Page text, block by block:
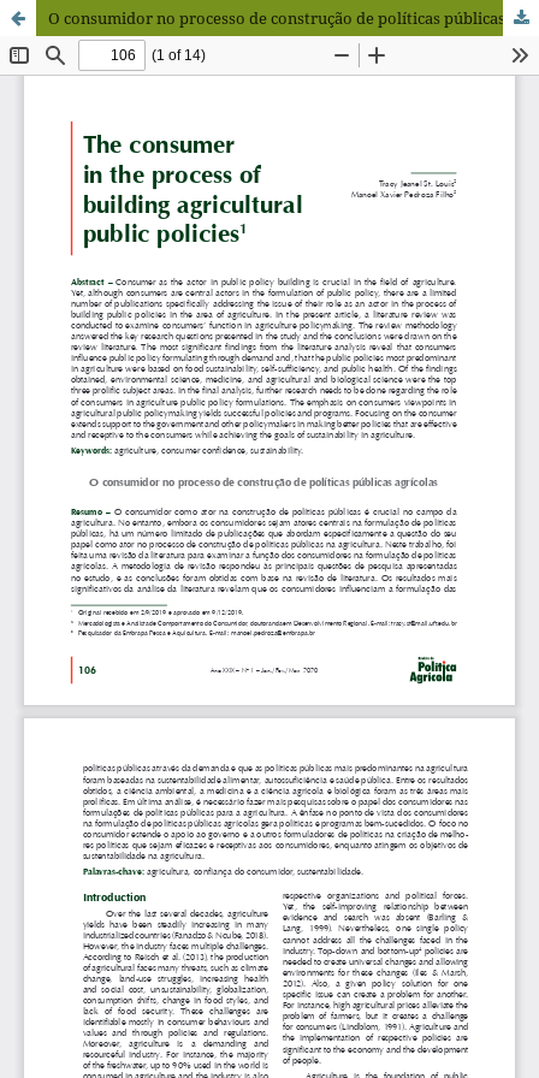
O consumidor no processo de construção de políticas públicas agrícolas